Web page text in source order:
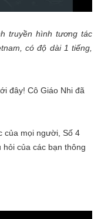
truyền hình tương tác
có độ dài 1 tiếng,
đây! Cô Giáo Nhi đã
của mọi người, Số 4
của các bạn thông